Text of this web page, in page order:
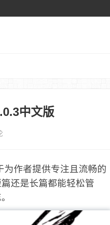
中文版
为作者提供专注且流畅的
还是长篇都能轻松管